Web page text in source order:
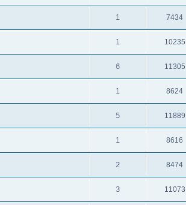
1 7434
1 10235
6 11305
1 8624
5 11889
1 8616
2 8474
3 11073